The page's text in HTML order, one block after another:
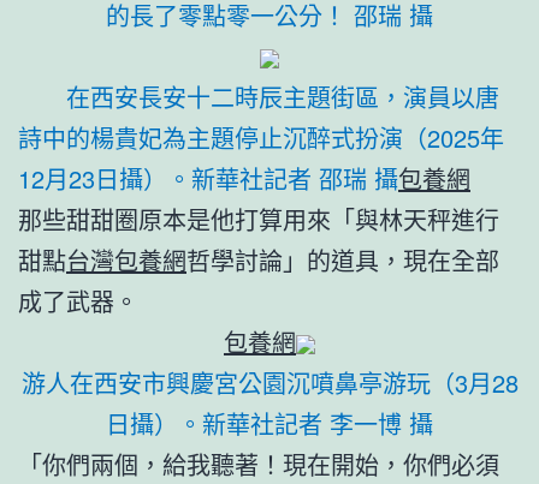
的長了零點零一公分！ 邵瑞 攝
在西安長安十二時辰主題街區，演員以唐
詩中的楊貴妃為主題停止沉醉式扮演（2025年
12月23日攝）。 新華社記者 邵瑞 攝包養網
那些甜甜圈原本是他打算用來「與林天秤進行
甜點台灣包養網哲學討論」的道具，現在全部
成了武器。
包養網
游人在西安市興慶宮公園沉噴鼻亭游玩（3月28
日攝）。新華社記者 李一博 攝
「你們兩個，給我聽著！現在開始，你們必須